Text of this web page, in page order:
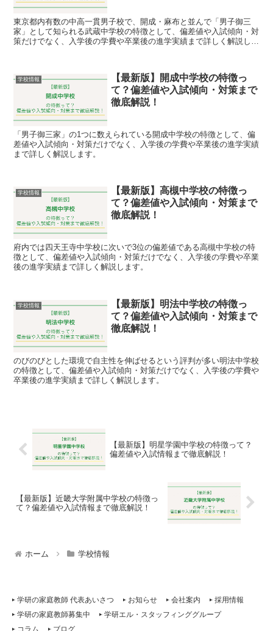
東京都内有数の中高一貫男子校で、開成・麻布と並んで「男子御三
家」として知られる武蔵中学校の特徴として、偏差値や入試傾向・対
策だけでなく、入学後の学費や卒業後の進学実績まで詳しく解説しま
学校情報
【最新版】開成中学校の特徴っ
て？偏差値や入試傾向・対策まで
徹底解説！
「男子御三家」の1つに数えられている開成中学校の特徴として、偏
差値や入試傾向・対策だけでなく、入学後の学費や卒業後の進学実績
まで詳しく解説します。
学校情報
【最新版】高槻中学校の特徴っ
て？偏差値や入試傾向・対策まで
徹底解説！
府内では四天王寺中学校に次いで3位の偏差値である高槻中学校の特
徴として、偏差値や入試傾向・対策だけでなく、入学後の学費や卒業
後の進学実績まで詳しく解説します。
学校情報
【最新版】明法中学校の特徴っ
て？偏差値や入試傾向・対策まで
徹底解説！
のびのびとした環境で自主性を伸ばせるという評判が多い明法中学校
の特徴として、偏差値や入試傾向・対策だけでなく、入学後の学費や
卒業後の進学実績まで詳しく解説します。
【最新版】明星学園中学校の特徴って？
偏差値や入試情報まで徹底解説！
【最新版】近畿大学附属中学校の特徴っ
て？偏差値や入試情報まで徹底解説！
ホーム 学校情報
学研の家庭教師 代表あいさつ お知らせ 会社案内
採用情報
学研の家庭教師募集中
学研エル・スタッフィンググループ